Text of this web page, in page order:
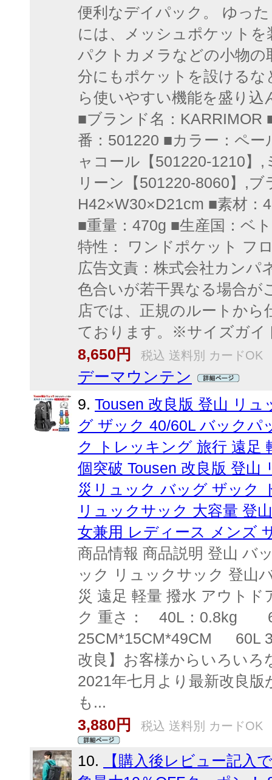
便利なデイパック。 ゆっ
には、メッシュポケット
パクトカメラなどの小物
分にもポケットを設ける
ら使いやすい機能を盛り込
■ブランド名：KARRIMOR
番：501220 ■カラー：ペ
ャコール【501220-1210】
リーン【501220-8060】,
H42×W30×D21cm ■素材：
■重量：470g ■生産国：ベ
特性： ワンドポケット フ
広告文責：株式会社カン
色合いが若干異なる場合
店では、正規のルートか
ております。※サイズガイ
8,650円
税込 送料別 カードOK
デーマウンテン
9. Tousen 改良版 登山 リ
グ ザック 40/60L バックパ
ク トレッキング 旅行 遠足
個突破 Tousen 改良版 登山
災リュック バッグ ザック
リュックサック 大容量 登
女兼用 レディース メンズ
商品情報 商品説明 登山 バ
ック リュックサック 登山
災 遠足 軽量 撥水 アウト
ク 重さ： 40L：0.8kg
25CM*15CM*49CM 60L
改良】お客様からいろいろ
2021年七月より最新改良
も...
3,880円
税込 送料別 カードOK
10.
【購入後レビュー記入